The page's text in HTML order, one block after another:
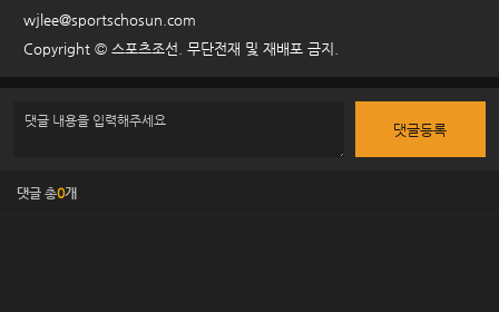
wjlee@sportschosun.com
Copyright © 스포츠조선. 무단전재 및 재배포 금지.
댓글등록
댓글 총0개